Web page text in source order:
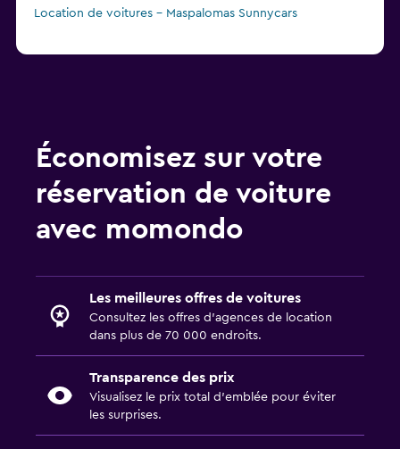
Location de voitures - Maspalomas Sunnycars
Économisez sur votre
réservation de voiture
avec momondo
Les meilleures offres de voitures
Consultez les offres d’agences de location
dans plus de 70 000 endroits.
Transparence des prix
Visualisez le prix total d’emblée pour éviter
les surprises.